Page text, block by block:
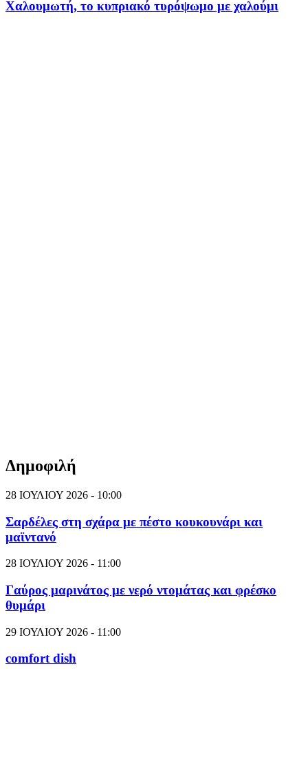
Χαλουμωτή, το κυπριακό τυρόψωμο με χαλούμι
Δημοφιλή
28 ΙΟΥΛΙΟΥ 2026 - 10:00
Σαρδέλες στη σχάρα με πέστο κουκουνάρι και
μαϊντανό
28 ΙΟΥΛΙΟΥ 2026 - 11:00
Γαύρος μαρινάτος με νερό ντομάτας και φρέσκο
θυμάρι
29 ΙΟΥΛΙΟΥ 2026 - 11:00
comfort dish